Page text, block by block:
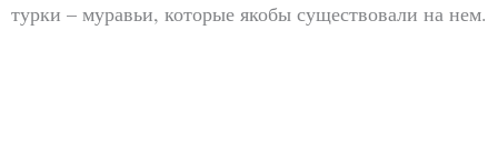
турки – муравьи, которые якобы существовали на нем.